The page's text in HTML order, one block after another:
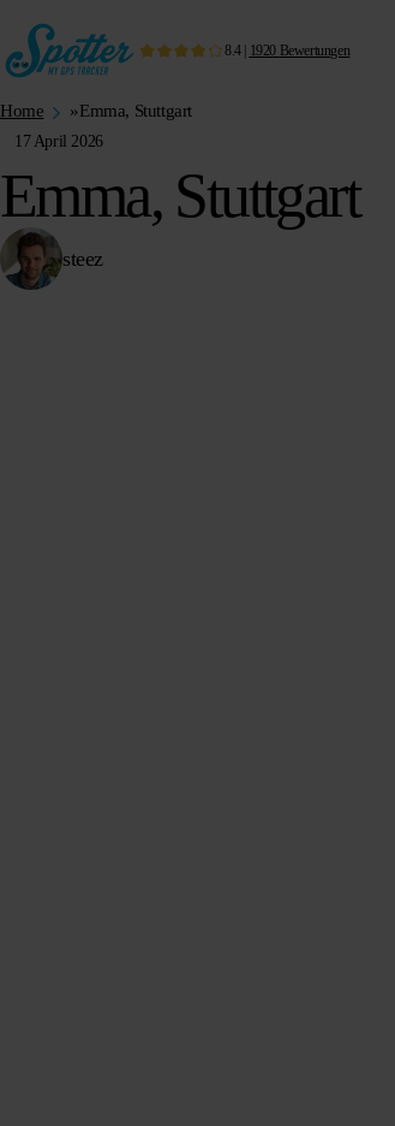
8.4| 1920 Bewertungen
Home »Emma, Stuttgart
17 April 2026
Emma, Stuttgart
steez